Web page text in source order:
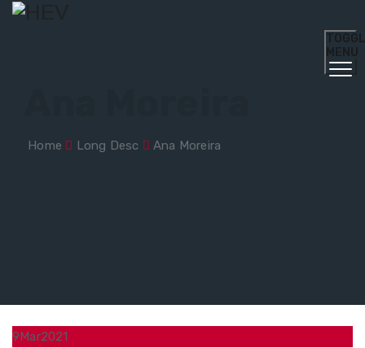
MENU
Home Long Desc Ana Moreira
9Mar2021